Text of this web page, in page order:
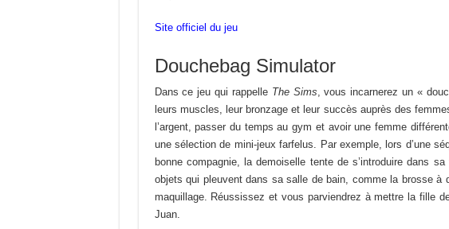
Site officiel du jeu
Douchebag Simulator
Dans ce jeu qui rappelle The Sims, vous incarnerez un «
leurs muscles, leur bronzage et leur succès auprès des
l’argent, passer du temps au gym et avoir une femme
une sélection de mini-jeux farfelus. Par exemple, lors d’une
bonne compagnie, la demoiselle tente de s’introduire dans
objets qui pleuvent dans sa salle de bain, comme la brosse à
maquillage. Réussissez et vous parviendrez à mettre la fille
Juan.